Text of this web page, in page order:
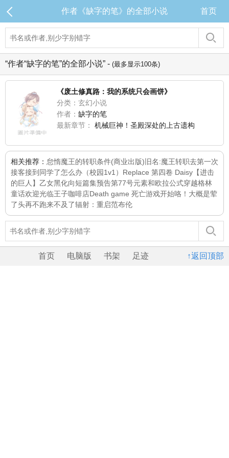
作者《缺字的笔》的全部小说 首页
“作者“缺字的笔”的全部小说” - (最多显示100条)
《废土修真路：我的系统只会画饼》
分类：玄幻小说
作者： 缺字的笔
最新章节：
机械巨神！圣殿深处的上古遗构
相关推荐： 怠惰魔王的转职条件(商业出版)旧名:魔王转职去第一次
接客接到同学了怎么办（校园1v1） Replace 第四卷 Daisy 【进击
的巨人】乙女黑化向短篇集预告第77号元素和欧拉公式穿越格林
童话欢迎光临王子咖啡店Death game 死亡游戏开始咯！ 大概是荤
了头再不跑来不及了辐射：重启范布伦
↑返回顶部
首页 电脑版 书架 足迹